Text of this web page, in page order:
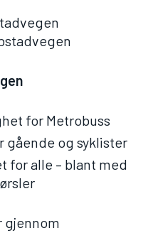
for Metrobuss
gående og syklister
for alle – blant med
gjennom